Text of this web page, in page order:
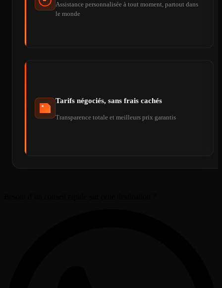
Assistance personnalisée à tout moment, partout dans
le monde
Tarifs négociés, sans frais cachés
Transparence totale et meilleurs prix garantis